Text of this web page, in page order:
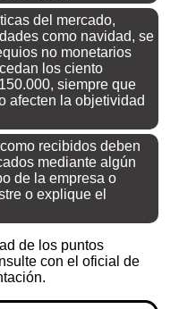
del mercado,
como navidad, se
no monetarios
los ciento
siempre que
afecten la objetividad
recibidos deben
mediante algún
de la empresa o
o explique el
de los puntos
con el oficial de